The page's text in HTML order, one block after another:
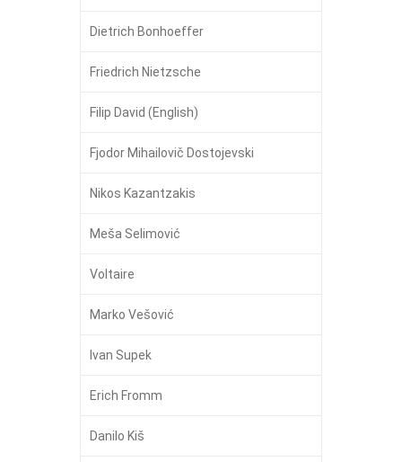
Dietrich Bonhoeffer
Friedrich Nietzsche
Filip David (English)
Fjodor Mihailovič Dostojevski
Nikos Kazantzakis
Meša Selimović
Voltaire
Marko Vešović
Ivan Supek
Erich Fromm
Danilo Kiš